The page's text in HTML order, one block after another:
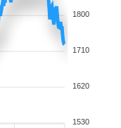
1800
1710
1620
1530